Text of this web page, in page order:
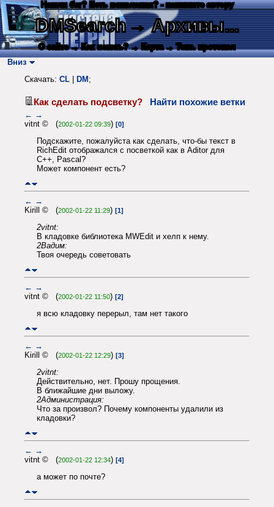
Нашли баг? Есть пожелания? - напишите автору
DMSearch→ Архивы...
О сайте → Как искать? → Карта → Текс. протокол
Вниз
Скачать: CL DM ;
Как сделать подсветку? Найти похожие ветки
← →
vitnt © (2002-01-22 09:39) [0]
Подскажите, пожалуйста как сделать, что-бы текст в
RichEdit отображался с посветкой как в Aditor для
C++, Pascal?
Может компонент есть?
← →
Kirill © (2002-01-22 11:29) [1]
2vitnt:
В кладовке библиотека MWEdit и хелп к нему.
2Вадим:
Твоя очередь советовать
← →
vitnt © (2002-01-22 11:50) [2]
я всю кладовку перерыл, там нет такого
← →
Kirill © (2002-01-22 12:29) [3]
2vitnt:
Действительно, нет. Прошу прощения.
В ближайшие дни выложу.
2Администрация:
Что за произвол? Почему компоненты удалили из
кладовки?
← →
vitnt © (2002-01-22 12:34) [4]
а может по почте?